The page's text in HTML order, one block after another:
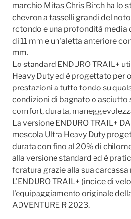
marchio Mitas Chris Birch ha lo
chevron a tasselli grandi del
rotondo e una profondità
di 11 mm e un'aletta anteriore
mm.
Lo standard ENDURO TRAIL+
Heavy Duty ed è progettato per
prestazioni a tutto tondo su
condizioni di bagnato o asciutto
comfort, durata,
La versione ENDURO TRAIL+
mescola Ultra Heavy Duty
durata con fino al 20% di
alla versione standard ed è
foratura grazie alla sua carcassa
L'ENDURO TRAIL+ (indice di
l'equipaggiamento originale
ADVENTURE R 2023.